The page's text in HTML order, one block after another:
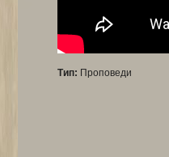
Тип: Проповеди